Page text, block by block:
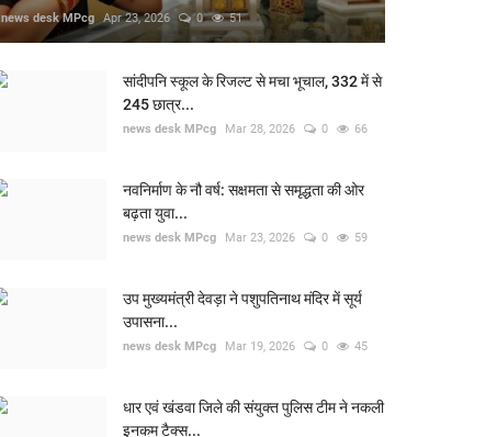
news desk MPcg Apr 23, 2026 0 51
सांदीपनि स्कूल के रिजल्ट से मचा भूचाल, 332 में से
245 छात्र...
news desk MPcg Mar 28, 2026 0 66
नवनिर्माण के नौ वर्ष: सक्षमता से समृद्धता की ओर
बढ़ता युवा...
news desk MPcg Mar 23, 2026 0 59
उप मुख्यमंत्री देवड़ा ने पशुपतिनाथ मंदिर में सूर्य
उपासना...
news desk MPcg Mar 19, 2026 0 45
धार एवं खंडवा जिले की संयुक्त पुलिस टीम ने नकली
इनकम टैक्स...